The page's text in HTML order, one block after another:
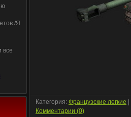
/Я
все
Категория: Французские легкие
Комментарии (0)